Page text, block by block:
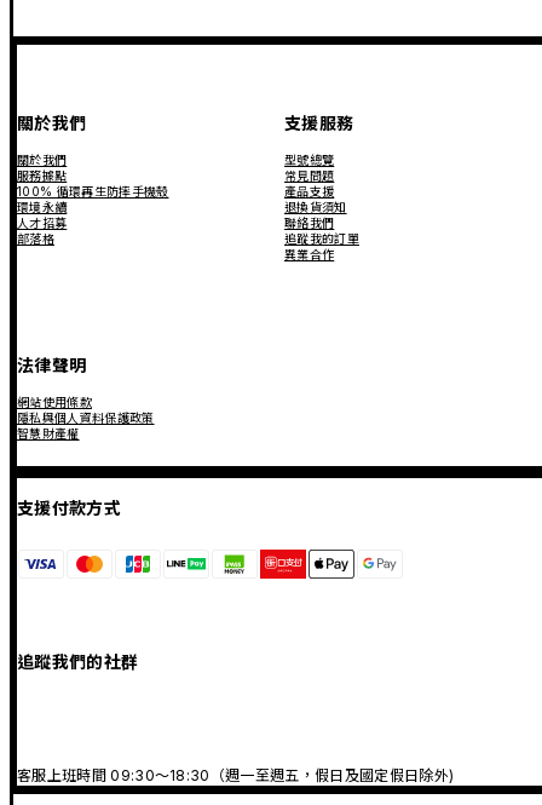
關於我們
關於我們
服務據點
100% 循環再生防摔手機殼
環境永續
人才招募
部落格
支援服務
型號總覽
常見問題
產品支援
退換貨須知
聯絡我們
追蹤我的訂單
異業合作
法律聲明
網站使用條款
隱私與個人資料保護政策
智慧財產權
支援付款方式
追蹤我們的社群
客服上班時間 09:30～18:30（週一至週五，假日及國定假日除外)